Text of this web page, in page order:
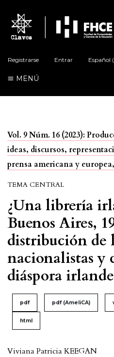
Registrarse Entrar Español
MENÚ
Vol. 9 Núm. 16 (2023):
ideas, discursos,
prensa americana y
TEMA CENTRAL
¿Una librería
Buenos Aires,
distribución de
nacionalistas y
diáspora
pdf pdf (AmeliCA)
html
Viviana Patricia KEEGAN